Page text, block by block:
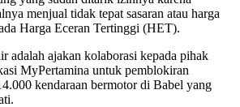
menjual tidak tepat sasaran atau harga
Harga Eceran Tertinggi (HET).
adalah ajakan kolaborasi kepada pihak
MyPertamina untuk pemblokiran
kendaraan bermotor di Babel yang